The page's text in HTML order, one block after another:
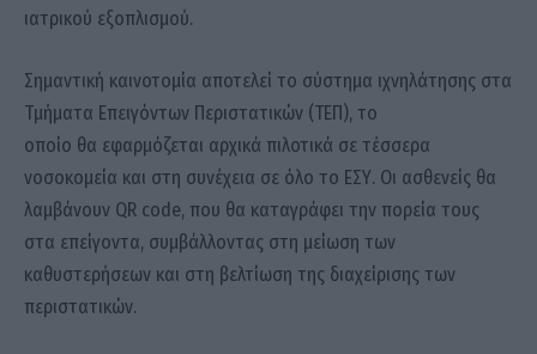
ιατρικού εξοπλισμού.
Σημαντική καινοτομία αποτελεί το σύστημα ιχνηλάτησης στα
Τμήματα Επειγόντων Περιστατικών (ΤΕΠ), το
οποίο θα εφαρμόζεται αρχικά πιλοτικά σε τέσσερα
νοσοκομεία και στη συνέχεια σε όλο το ΕΣΥ. Οι ασθενείς θα
λαμβάνουν QR code, που θα καταγράφει την πορεία τους
στα επείγοντα, συμβάλλοντας στη μείωση των
καθυστερήσεων και στη βελτίωση της διαχείρισης των
περιστατικών.